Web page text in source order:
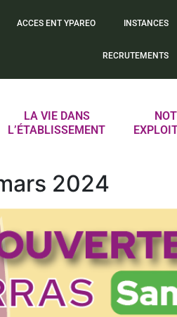
ACCES ENT YPAREO INSTANCES
RECRUTEMENTS
LA VIE DANS
L’ÉTABLISSEMENT
2024